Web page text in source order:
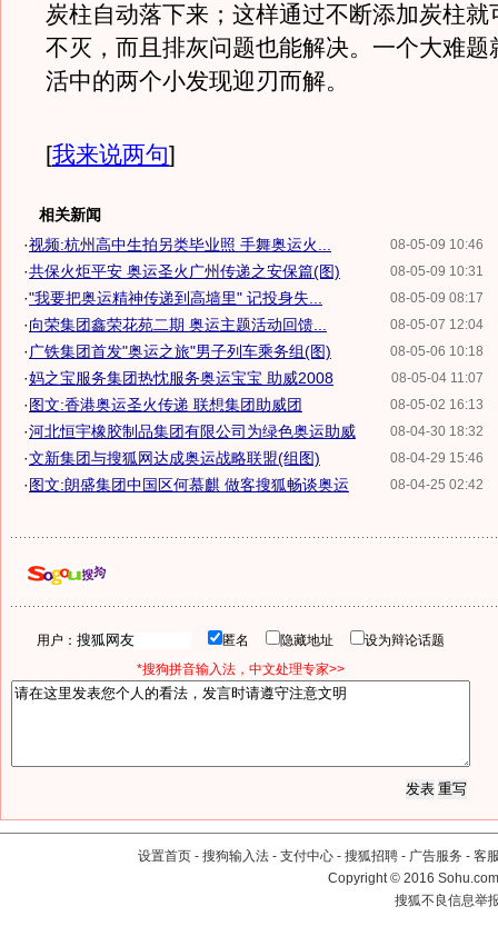
炭柱自动落下来；这样通过不断添加炭柱就
不灭，而且排灰问题也能解决。一个大难题
活中的两个小发现迎刃而解。
[我来说两句]
相关新闻
08-05-09 10:46
·视频:杭州高中生拍另类毕业照 手舞奥运火...
08-05-09 10:31
·共保火炬平安 奥运圣火广州传递之安保篇(图)
08-05-09 08:17
·"我要把奥运精神传递到高墙里" 记投身失...
08-05-07 12:04
·向荣集团鑫荣花苑二期 奥运主题活动回馈...
08-05-06 10:18
· 广铁集团首发"奥运之旅"男子列车乘务组(图)
08-05-04 11:07
·妈之宝服务集团热忱服务奥运宝宝 助威2008
08-05-02 16:13
·图文:香港奥运圣火传递 联想集团助威团
08-04-30 18:32
·河北恒宇橡胶制品集团有限公司为绿色奥运助威
08-04-29 15:46
·文新集团与搜狐网达成奥运战略联盟(组图)
08-04-25 02:42
·图文:朗盛集团中国区何慕麒 做客搜狐畅谈奥运
用户： 匿名 隐藏地址
设为辩论话题
*搜狗拼音输入法，中文处理专家>>
设置首页 - 搜狗输入法 - 支付中心 - 搜狐招聘 - 广告服务 - 客
Copyright©2016
搜狐不良信息举